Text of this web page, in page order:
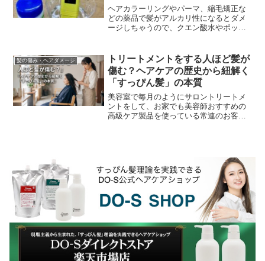
ヘアカラーリングやパーマ、縮毛矯正な
どの薬品で髪がアルカリ性になるとダメ
ージしちゃうので、クエン酸水やポッカ
髪の毛は弱酸性の状態...
髪の傷み・ヘアダメージ
トリートメントをする人ほど髪が
傷む？ヘアケアの歴史から紐解く
「すっぴん髪」の本質
美容室で毎月のようにサロントリートメ
ントをして、お家でも美容師おすすめの
高級ケア製品を使っている常連のお客